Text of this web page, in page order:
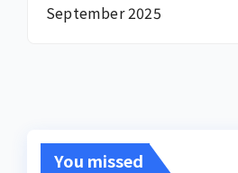
September 2025
You missed